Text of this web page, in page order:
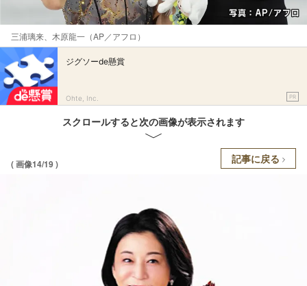
三浦璃来、木原龍一（AP／アフロ）
ジグソーde懸賞
Ohte, Inc. PR
スクロールすると次の画像が表示されます
( 画像14/19 ) 記事に戻る